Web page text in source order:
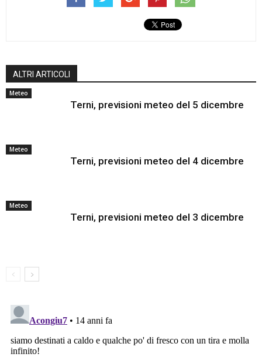
ALTRI ARTICOLI
Meteo
Terni, previsioni meteo del 5 dicembre
Meteo
Terni, previsioni meteo del 4 dicembre
Meteo
Terni, previsioni meteo del 3 dicembre